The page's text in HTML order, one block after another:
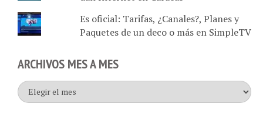
Es oficial: Tarifas, ¿Canales?, Planes y
Paquetes de un deco o más en SimpleTV
ARCHIVOS MES A MES
Archivos
mes